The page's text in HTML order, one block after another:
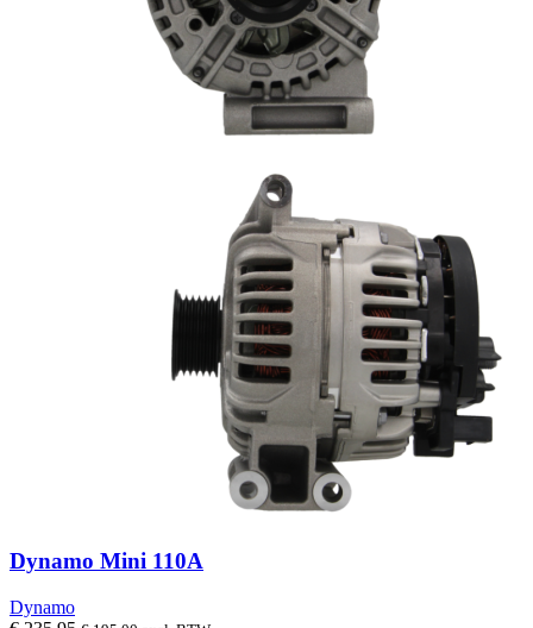
Dynamo Mini 110A
Dynamo